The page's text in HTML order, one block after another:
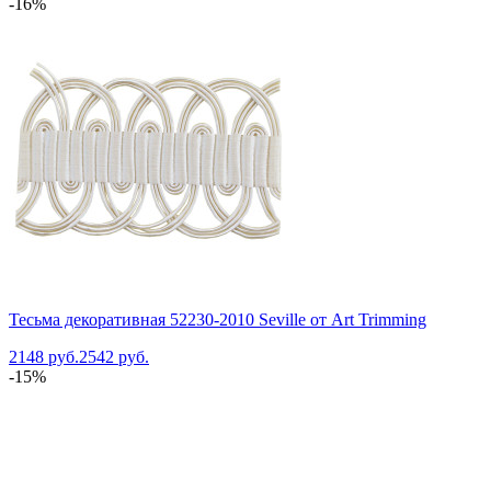
-16%
Тесьма декоративная 52230-2010 Seville от Art Trimming
2148 руб.2542 руб.
-15%